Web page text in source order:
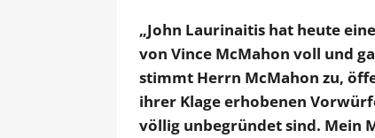
„John Laurinaitis hat heute
von Vince McMahon voll und
stimmt Herrn McMahon zu,
ihrer Klage erhobenen
völlig unbegründet sind. Mein